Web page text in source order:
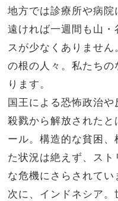
地方では診療所や病院
遠ければ一週間も山
スが少なくありませ
の根の人々。私たち
ります。
国王による恐怖政治
殺戮から解放された
ール。構造的な貧困
た状況は絶えず、スト
な危機にさらされてい
次に、インドネシア